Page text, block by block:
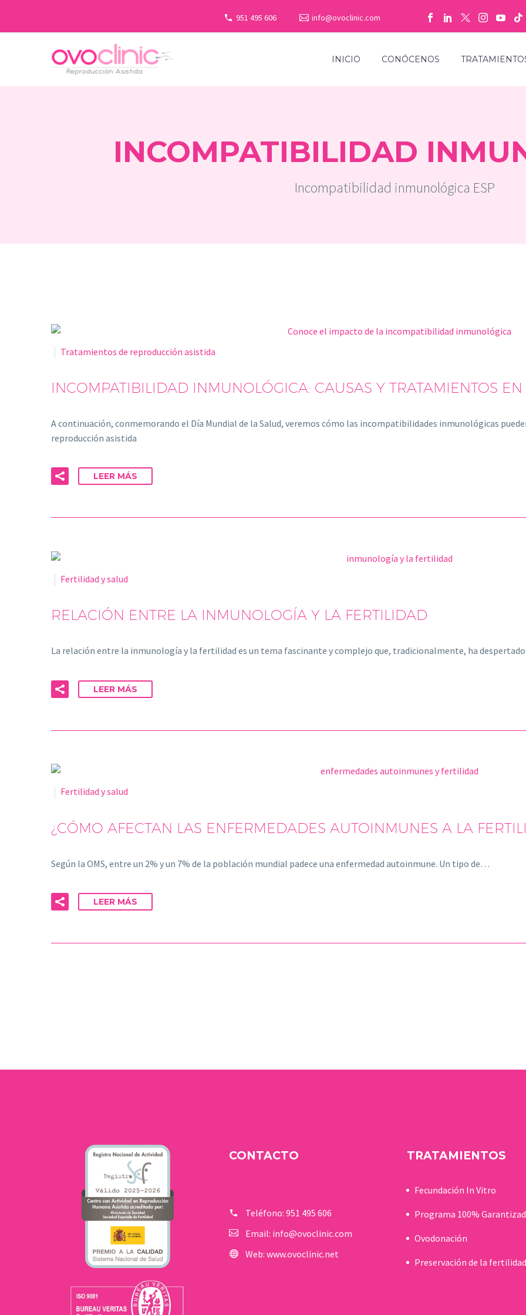
951 495 606 info@ovoclinic.com
INICIO CONÓCENOS
INCOMPATIBILIDAD
Incompatibilidad inmunológica ESP
Tratamientos de reproducción asistida
INCOMPATIBILIDAD INMUNOLÓGICA: CAUSAS Y TRATAMIENTOS
A continuación, conmemorando el Día Mundial de la Salud, veremos cómo las incompatibilidades inmunológicas
reproducción asistida
LEER MÁS
Fertilidad y salud
RELACIÓN ENTRE LA INMUNOLOGÍA Y LA FERTILIDAD
La relación entre la inmunología y la fertilidad es un tema fascinante y complejo que, tradicionalmente, ha
LEER MÁS
Fertilidad y salud
¿CÓMO AFECTAN LAS ENFERMEDADES AUTOINMUNES A LA
Según la OMS, entre un 2% y un 7% de la población mundial padece una enfermedad autoinmune. Un tipo de…
LEER MÁS
CONTACTO
Teléfono: 951 495 606
Email: info@ovoclinic.com
Web: www.ovoclinic.net
TRATAMIENTOS
Fecundación In Vitro
Programa 100%
Ovodonación
Preservación de la fertilidad